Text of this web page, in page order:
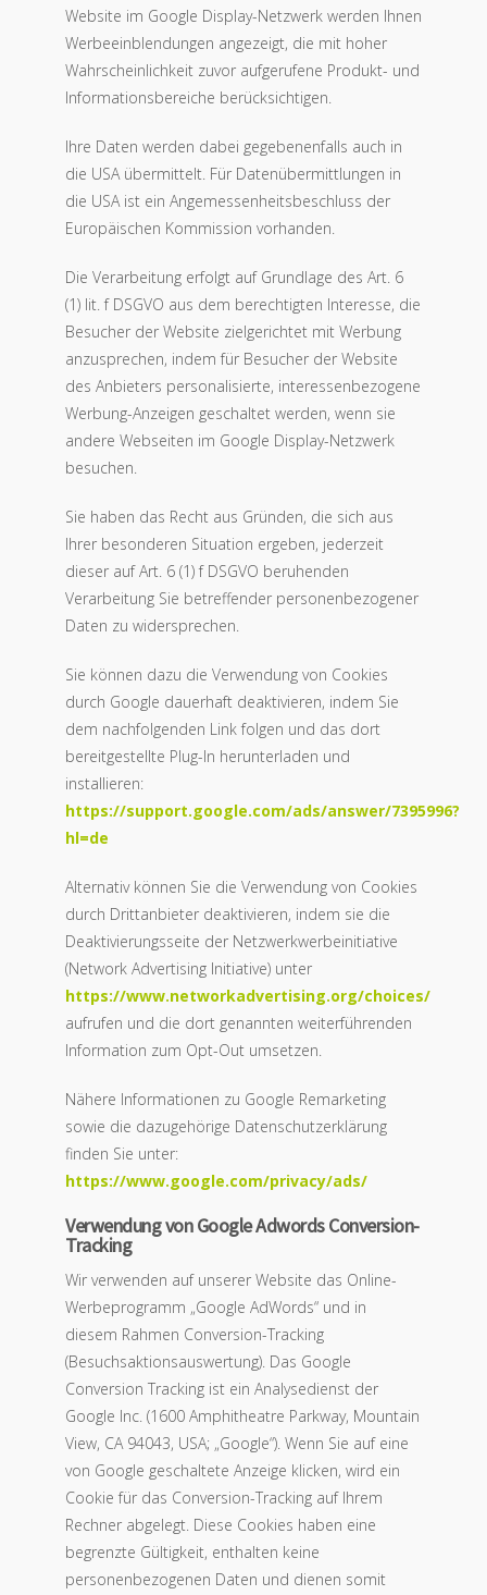
Website im Google Display-Netzwerk werden Ihnen
Werbeeinblendungen angezeigt, die mit hoher
Wahrscheinlichkeit zuvor aufgerufene Produkt- und
Informationsbereiche berücksichtigen.
Ihre Daten werden dabei gegebenenfalls auch in
die USA übermittelt. Für Datenübermittlungen in
die USA ist ein Angemessenheitsbeschluss der
Europäischen Kommission vorhanden.
Die Verarbeitung erfolgt auf Grundlage des Art. 6
(1) lit. f DSGVO aus dem berechtigten Interesse, die
Besucher der Website zielgerichtet mit Werbung
anzusprechen, indem für Besucher der Website
des Anbieters personalisierte, interessenbezogene
Werbung-Anzeigen geschaltet werden, wenn sie
andere Webseiten im Google Display-Netzwerk
besuchen.
Sie haben das Recht aus Gründen, die sich aus
Ihrer besonderen Situation ergeben, jederzeit
dieser auf Art. 6 (1) f DSGVO beruhenden
Verarbeitung Sie betreffender personenbezogener
Daten zu widersprechen.
Sie können dazu die Verwendung von Cookies
durch Google dauerhaft deaktivieren, indem Sie
dem nachfolgenden Link folgen und das dort
bereitgestellte Plug-In herunterladen und
installieren:
https://support.google.com/ads/answer/7395996?
hl=de
Alternativ können Sie die Verwendung von Cookies
durch Drittanbieter deaktivieren, indem sie die
Deaktivierungsseite der Netzwerkwerbeinitiative
(Network Advertising Initiative) unter
https://www.networkadvertising.org/choices/
aufrufen und die dort genannten weiterführenden
Information zum Opt-Out umsetzen.
Nähere Informationen zu Google Remarketing
sowie die dazugehörige Datenschutzerklärung
finden Sie unter:
https://www.google.com/privacy/ads/
Verwendung von Google Adwords Conversion-
Tracking
Wir verwenden auf unserer Website das Online-
Werbeprogramm „Google AdWords“ und in
diesem Rahmen Conversion-Tracking
(Besuchsaktionsauswertung). Das Google
Conversion Tracking ist ein Analysedienst der
Google Inc. (1600 Amphitheatre Parkway, Mountain
View, CA 94043, USA; „Google“). Wenn Sie auf eine
von Google geschaltete Anzeige klicken, wird ein
Cookie für das Conversion-Tracking auf Ihrem
Rechner abgelegt. Diese Cookies haben eine
begrenzte Gültigkeit, enthalten keine
personenbezogenen Daten und dienen somit